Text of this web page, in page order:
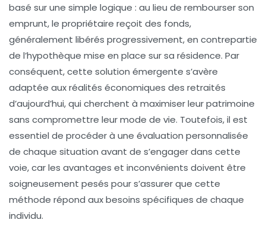
basé sur une simple logique : au lieu de rembourser son
emprunt, le propriétaire reçoit des fonds,
généralement libérés progressivement, en contrepartie
de l’hypothèque mise en place sur sa résidence. Par
conséquent, cette solution émergente s’avère
adaptée aux réalités économiques des retraités
d’aujourd’hui, qui cherchent à maximiser leurpatrimoine
sans compromettre leur mode de vie. Toutefois, il est
essentiel de procéder à une évaluation personnalisée
de chaque situation avant de s’engager dans cette
voie, car les avantages et inconvénients doivent être
soigneusement pesés pour s’assurer que cette
méthode répond aux besoins spécifiques de chaque
individu.